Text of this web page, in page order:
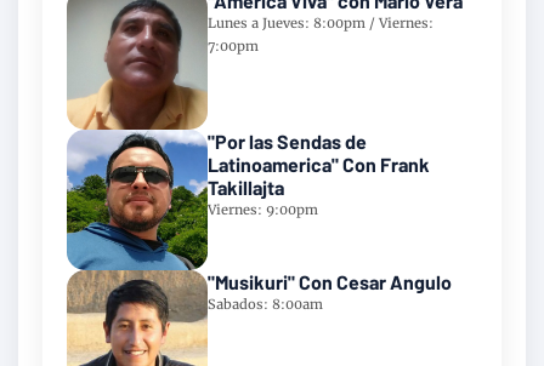
Lunes a Jueves: 8:00pm / Viernes:
7:00pm
"Por las Sendas de
Latinoamerica" Con Frank
Takillajta
Viernes: 9:00pm
"Musikuri" Con Cesar Angulo
Sabados: 8:00am